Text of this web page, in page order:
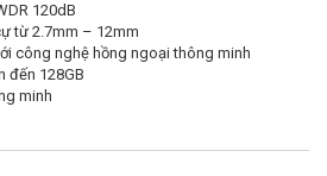
120dB
từ 2.7mm – 12mm
công nghệ hồng ngoại thông minh
đến 128GB
minh